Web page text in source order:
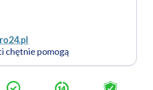
chętnie pomogą